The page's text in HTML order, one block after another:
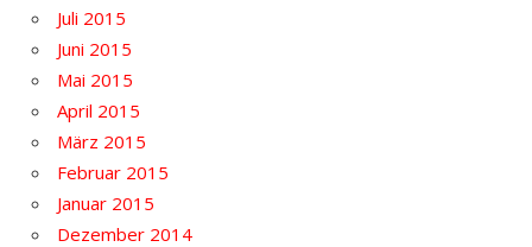
Juli 2015
Juni 2015
Mai 2015
April 2015
März 2015
Februar 2015
Januar 2015
Dezember 2014